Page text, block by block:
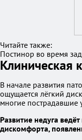
Читайте также:
Постинор во время
Клиническая
В начале развития
ощущается лёгкий
многие
Развитие недуга
дискомфорта,